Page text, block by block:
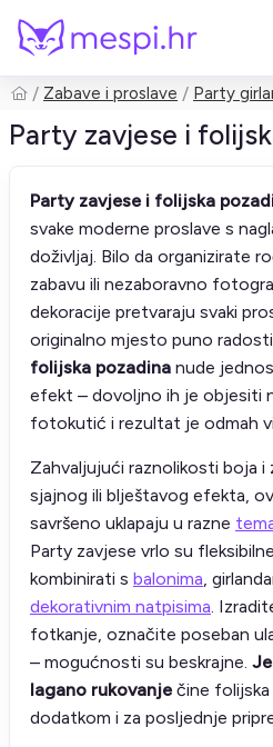
Pretraži
Zabave i proslave Party
Party zavjese i
Party zavjese i folijska
svake moderne proslave s
doživljaj. Bilo da organizirate
zabavu ili nezaboravno
dekoracije pretvaraju svaki
originalno mjesto puno
folijska pozadina nude
efekt – dovoljno ih je objesiti
fotokutić i rezultat je odmah
Zahvaljujući raznolikosti boja i
sjajnog ili blještavog efekta,
savršeno uklapaju u razne
Party zavjese vrlo su
kombinirati s balonima,
dekorativnim natpisima.
fotkanje, označite poseban
– mogućnosti su beskrajne.
lagano rukovanje čine
dodatkom i za posljednje